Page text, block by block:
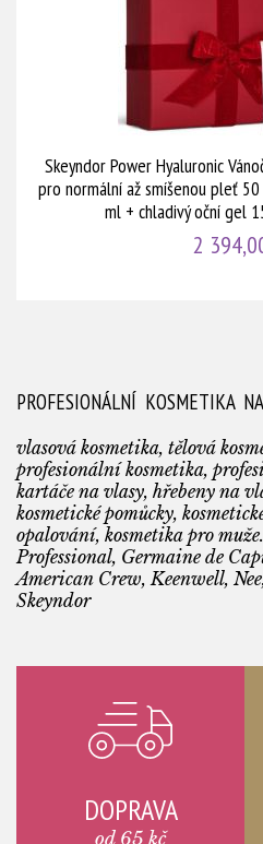
Skeyndor Power Hyaluronic
pro normální až smíšenou pleť
ml + chladivý oční gel
2
PROFESIONÁLNÍ KOSMETIKA
vlasová kosmetika, tělová
profesionální kosmetika,
kartáče na vlasy, hřebeny na
kosmetické pomůcky,
opalování, kosmetika pro
Professional, Germaine de
American Crew, Keenwell,
Skeyndor
DOPRAVA
od 65 kč